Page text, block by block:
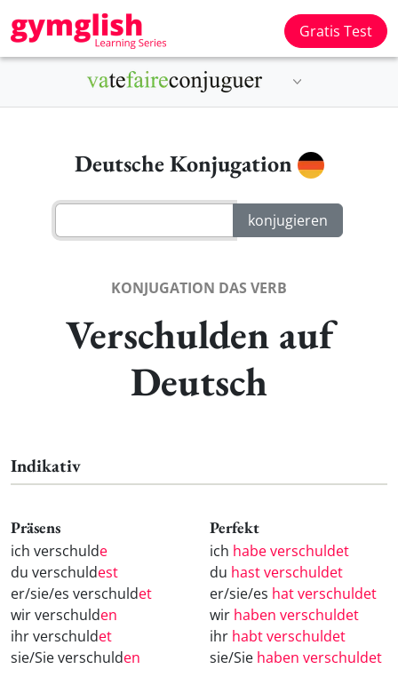
Gratis Test
Deutsche Konjugation
KONJUGATION DAS VERB
Verschulden auf
Deutsch
Indikativ
Präsens
ich verschulde
du verschuldest
er/sie/es verschuldet
wir verschulden
ihr verschuldet
sie/Sie verschulden
Perfekt
ich habe verschuldet
du hast verschuldet
er/sie/es hat verschuldet
wir haben verschuldet
ihr habt verschuldet
sie/Sie haben verschuldet